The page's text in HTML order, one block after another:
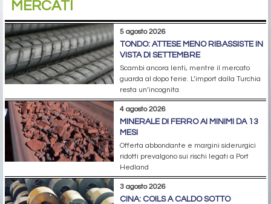
MERCATI
5 agosto 2026
TONDO: ATTESE MENO RIBASSISTE IN
VISTA DI SETTEMBRE
Scambi ancora lenti, mentre il mercato
guarda al dopo ferie. L’import dalla Turchia
resta un’incognita
4 agosto 2026
MINERALE DI FERRO AI MINIMI DA 13
MESI
Offerta abbondante e margini siderurgici
ridotti prevalgono sui rischi legati a Port
Hedland
3 agosto 2026
CINA: COILS A CALDO SOTTO